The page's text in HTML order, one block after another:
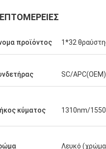
προϊόντος 1*32
SC/APC(OEM)
κύματος 1310nm/
Λευκό